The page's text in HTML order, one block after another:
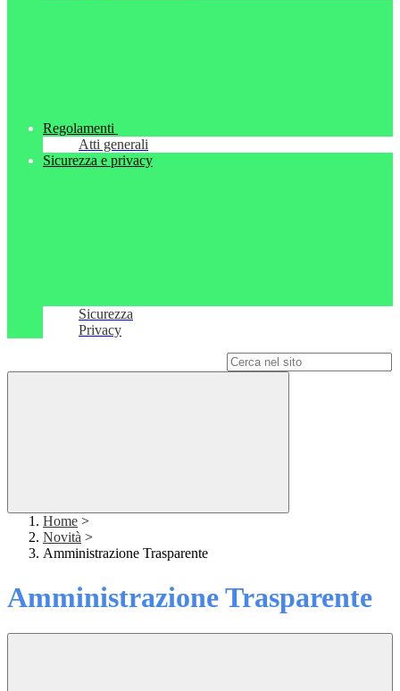
Regolamenti
Atti generali
Sicurezza e privacy
Sicurezza
Privacy
Home >
Novità >
Amministrazione Trasparente
Amministrazione Trasparente